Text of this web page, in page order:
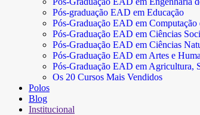
Pós-graduação EAD em Educação
Pós-Graduação EAD em
Pós-Graduação EAD em Ciências
Pós-Graduação EAD em Ciências
Pós-Graduação EAD em Artes e
Pós-Graduação EAD em Agricultura,
Os 20 Cursos Mais Vendidos
Polos
Blog
Institucional